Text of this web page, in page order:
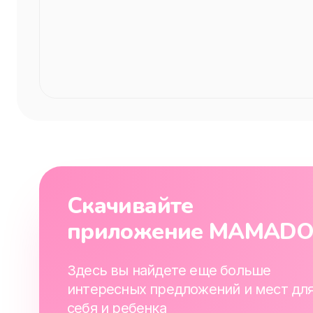
Скачивайте
приложение
Здесь вы найдете еще больше
интересных предложений и мест
себя и ребенка